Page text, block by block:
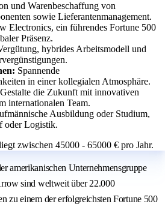
und Warenbeschaffung von
sowie Lieferantenmanagement.
Electronics, ein führendes Fortune 500
Präsenz.
hybrides Arbeitsmodell und
Spannende
in einer kollegialen Atmosphäre.
Gestalte die Zukunft mit innovativen
internationalen Team.
Ausbildung oder Studium,
oder Logistik.
zwischen 45000 - 65000 € pro Jahr.
amerikanischen Unternehmensgruppe
sind weltweit über 22.000
zu einem der erfolgreichsten Fortune 500